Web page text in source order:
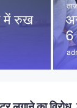
में रुख
6